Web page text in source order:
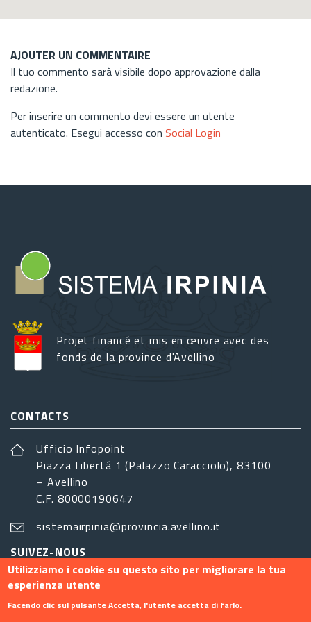
AJOUTER UN COMMENTAIRE
Il tuo commento sarà visibile dopo approvazione dalla
redazione.
Per inserire un commento devi essere un utente
autenticato. Esegui accesso con Social Login
Projet financé et mis en œuvre avec des
fonds de la province d'Avellino
CONTACTS
Ufficio Infopoint
Piazza Libertá 1 (Palazzo Caracciolo), 83100
– Avellino
C.F. 80000190647
sistemairpinia@provincia.avellino.it
SUIVEZ-NOUS
Utilizziamo i cookie su questo sito per migliorare la tua
esperienza utente
Facendo clic sul pulsante Accetta, l'utente accetta di farlo.